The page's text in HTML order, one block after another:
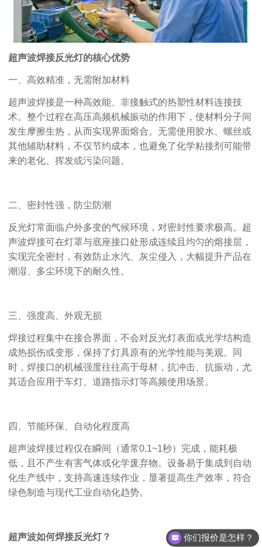
超声波焊接反光灯的核心优势
一、高效精准，无需附加材料
超声波焊接是一种高效能、非接触式的热塑性材料连接技
术。整个过程在高压高频机械振动的作用下，使材料分子间
发生摩擦生热，从而实现界面熔合。无需使用胶水、螺丝或
其他辅助材料，不仅节约成本，也避免了化学粘接剂可能带
来的老化、挥发或污染问题。
二、密封性强，防尘防潮
反光灯常面临户外多变的气候环境，对密封性要求极高。超
声波焊接可在灯罩与底座接口处形成连续且均匀的熔接层，
实现完全密封，有效防止水汽、灰尘侵入，大幅提升产品在
潮湿、多尘环境下的耐久性。
三、强度高、外观无损
焊接过程集中在接合界面，不会对反光灯表面或光学结构造
成热损伤或变形，保持了灯具原有的光学性能与美观。同
时，焊接口的机械强度往往高于母材，抗冲击、抗振动，尤
其适合应用于车灯、道路指示灯等高频使用场景。
四、节能环保、自动化程度高
超声波焊接过程仅在瞬间（通常0.1~1秒）完成，能耗极
低，且不产生有害气体或化学废弃物。设备易于集成到自动
化生产线中，支持高速连续作业，显著提高生产效率，符合
绿色制造与现代工业自动化趋势。
超声波如何焊接反光灯？ 你们报价是怎样？